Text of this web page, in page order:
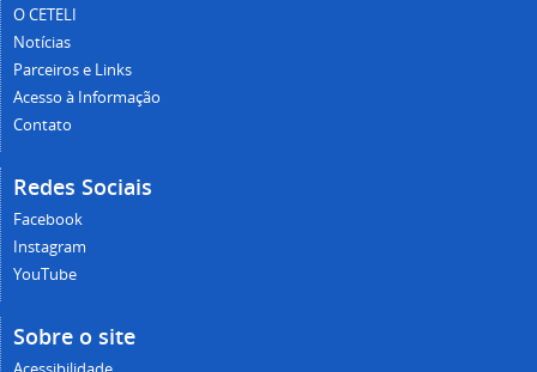
O CETELI
Notícias
Parceiros e Links
Acesso à Informação
Contato
Redes Sociais
Facebook
Instagram
YouTube
Sobre o site